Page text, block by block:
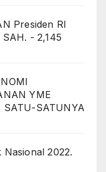
Presiden RI
- 2,145
YME
SATU-SATUNYA
Nasional 2022.